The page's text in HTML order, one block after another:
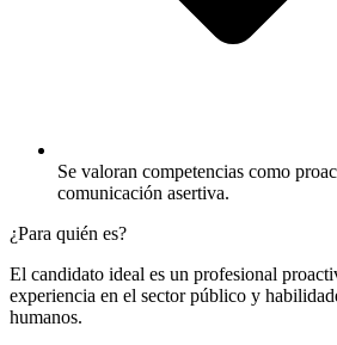
Se valoran competencias como
comunicación asertiva.
¿Para quién es?
El candidato ideal es un profesional
experiencia en el sector público y
humanos.